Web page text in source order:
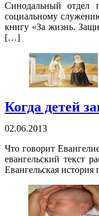
Синодальный отдел
социальному
книгу «За жизнь.
[…]
Когда детей
02.06.2013
Что говорит
евангельский текст
Евангельская